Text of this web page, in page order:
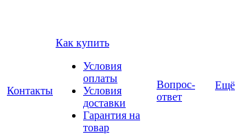
Контакты
Как купить
Условия
оплаты
Условия
доставки
Гарантия на
товар
Вопрос-
ответ
Ещё